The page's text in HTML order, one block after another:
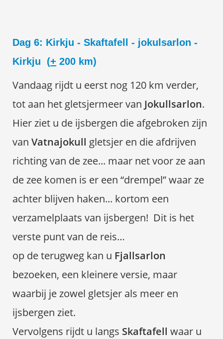
Dag 6: Kirkju - Skaftafell - jokulsarlon -
Kirkju (+ 200 km)
Vandaag rijdt u eerst nog 120 km verder,
tot aan het gletsjermeer van Jokullsarlon.
Hier ziet u de ijsbergen die afgebroken zijn
van Vatnajokull gletsjer en die afdrijven
richting van de zee... maar net voor ze aan
de zee komen is er een “drempel” waar ze
achter blijven haken... kortom een
verzamelplaats van ijsbergen! Dit is het
verste punt van de reis…
op de terugweg kan u Fjallsarlon
bezoeken, een kleinere versie, maar
waarbij je zowel gletsjer als meer en
ijsbergen ziet.
Vervolgens rijdt u langs Skaftafell waar u